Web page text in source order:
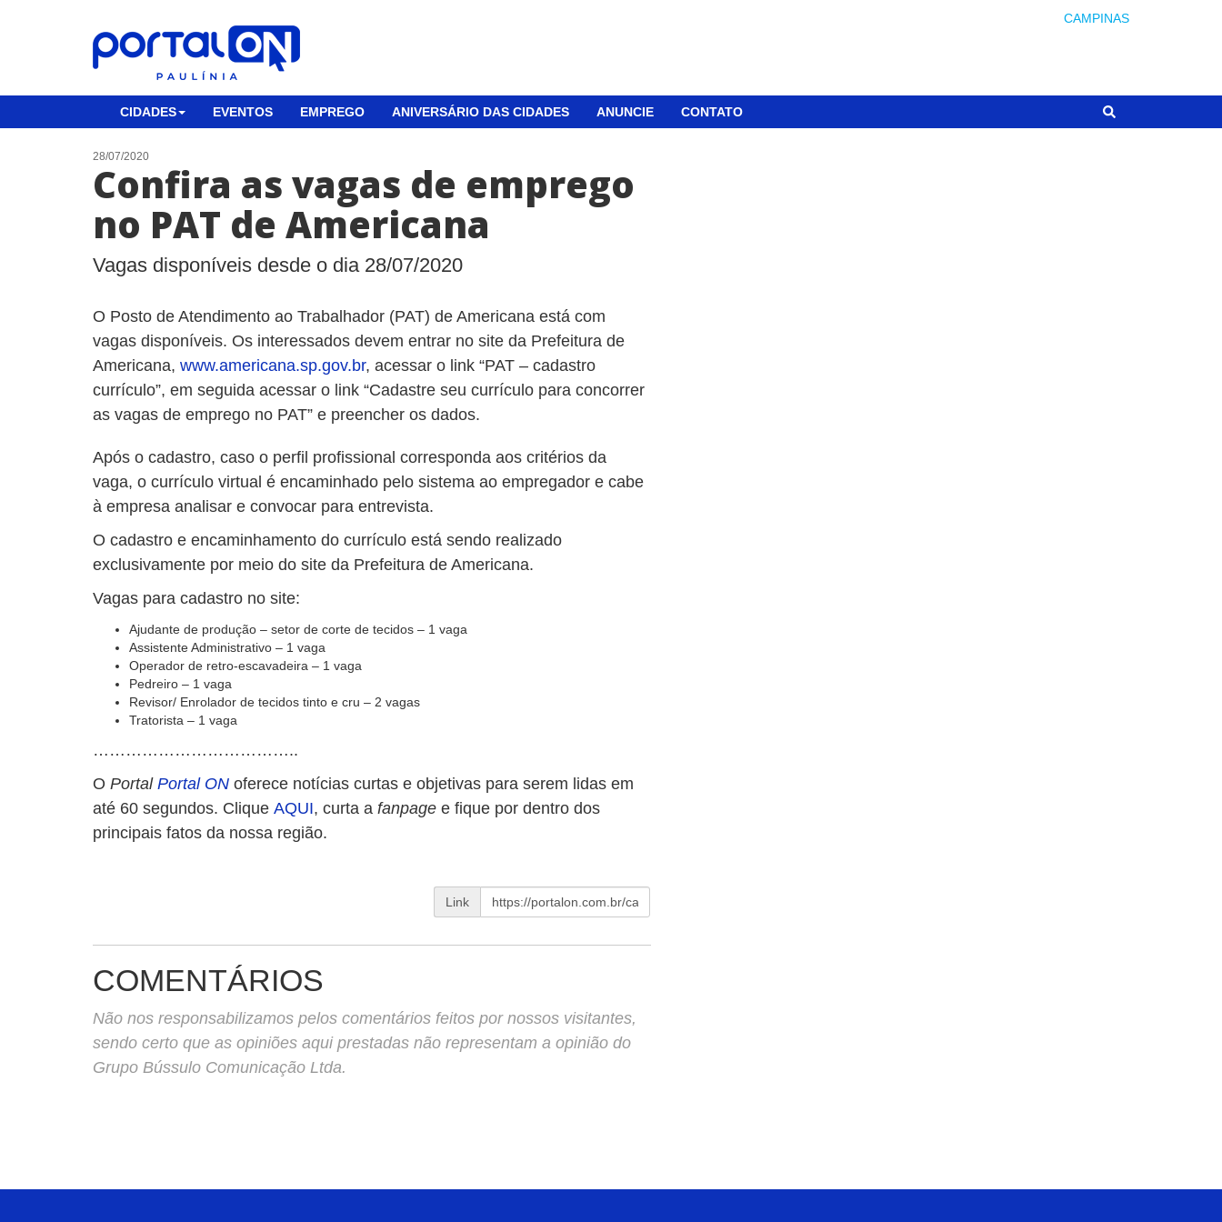
CAMPINAS
CIDADES EVENTOS EMPREGO ANIVERSÁRIO DAS CIDADES ANUNCIE CONTATO
28/07/2020
Confira as vagas de emprego
no PAT de Americana
Vagas disponíveis desde o dia 28/07/2020
O Posto de Atendimento ao Trabalhador (PAT) de Americana está com
vagas disponíveis. Os interessados devem entrar no site da Prefeitura de
Americana, www.americana.sp.gov.br, acessar o link “PAT – cadastro
currículo”, em seguida acessar o link “Cadastre seu currículo para concorrer
as vagas de emprego no PAT” e preencher os dados.
Após o cadastro, caso o perfil profissional corresponda aos critérios da
vaga, o currículo virtual é encaminhado pelo sistema ao empregador e cabe
à empresa analisar e convocar para entrevista.
O cadastro e encaminhamento do currículo está sendo realizado
exclusivamente por meio do site da Prefeitura de Americana.
Vagas para cadastro no site:
Ajudante de produção – setor de corte de tecidos – 1 vaga
Assistente Administrativo – 1 vaga
Operador de retro-escavadeira – 1 vaga
Pedreiro – 1 vaga
Revisor/ Enrolador de tecidos tinto e cru – 2 vagas
Tratorista – 1 vaga
………………………………..
O Portal Portal ON oferece notícias curtas e objetivas para serem lidas em
até 60 segundos. Clique AQUI, curta a fanpage e fique por dentro dos
principais fatos da nossa região.
Link
COMENTÁRIOS
Não nos responsabilizamos pelos comentários feitos por nossos visitantes,
sendo certo que as opiniões aqui prestadas não representam a opinião do
Grupo Bússulo Comunicação Ltda.